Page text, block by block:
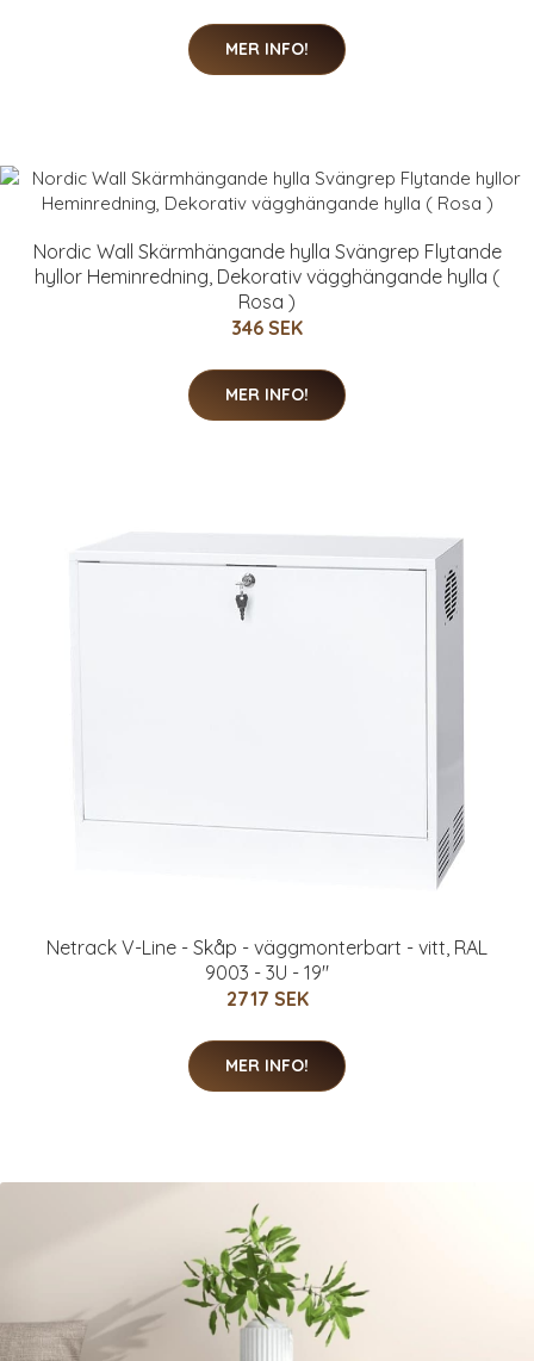
MER INFO!
Nordic Wall Skärmhängande hylla Svängrep Flytande
hyllor Heminredning, Dekorativ vägghängande hylla (
Rosa )
346 SEK
MER INFO!
Netrack V-Line - Skåp - väggmonterbart - vitt, RAL
9003 - 3U - 19"
2717 SEK
MER INFO!